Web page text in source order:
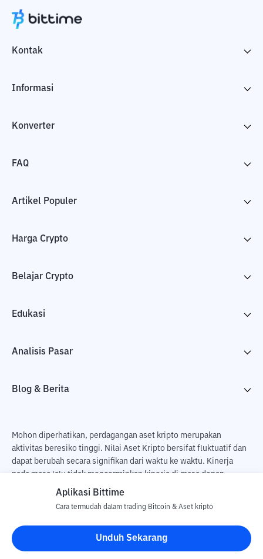
Kontak
Informasi
Konverter
FAQ
Artikel Populer
Harga Crypto
Belajar Crypto
Edukasi
Analisis Pasar
Blog & Berita
Mohon diperhatikan, perdagangan aset kripto merupakan
aktivitas beresiko tinggi. Nilai Aset Kripto bersifat fluktuatif dan
dapat berubah secara signifikan dari waktu ke waktu. Kinerja
pada masa lalu tidak mencerminkan kinerja di masa depan.
Terdapat risiko kehilangan sebagai dampak dari membeli dan
pengguna. PT Utama Aset Digital Indonesia (Bittime) tidak
bertanggung jawab atas perubahan fluktuasi dari nilai tukar Aset
Kripto.
Aplikasi Bittime
Cara termudah dalam trading Bitcoin & Aset kripto
Unduh Sekarang